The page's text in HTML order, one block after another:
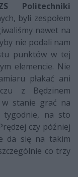
Politechniki
byli zespołem
nawet na
nie podali nam
punktów w tej
elemencie. Nie
płakać ani
z Będzinem
w stanie grać na
na sto
czy później
da się na takim
co trzy